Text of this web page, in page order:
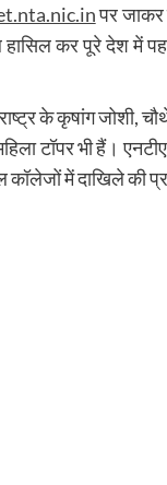
पर
कर पूरे देश में
के कृषांग जोशी,
टॉपर भी हैं।
कॉलेजों में दाखिले की